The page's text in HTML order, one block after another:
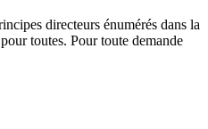
directeurs énumérés dans la
toutes. Pour toute demande